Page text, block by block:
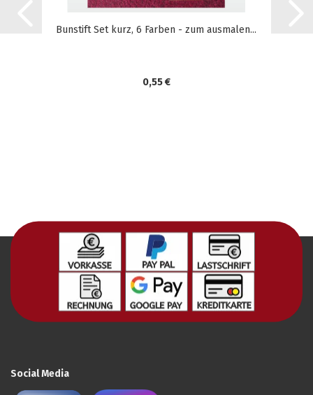
Bunstift Set kurz, 6 Farben - zum ausmalen...
0,55 €
Social Media